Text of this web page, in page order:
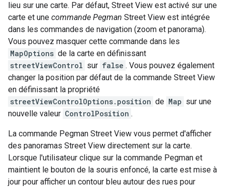
lieu sur une carte. Par défaut, Street View est activé sur une
carte et une commande Pegman Street View est intégrée
dans les commandes de navigation (zoom et panorama).
Vous pouvez masquer cette commande dans les
MapOptions de la carte en définissant
streetViewControl sur false . Vous pouvez également
changer la position par défaut de la commande Street View
en définissant la propriété
streetViewControlOptions.position de Map sur une
nouvelle valeur ControlPosition .
La commande Pegman Street View vous permet d'afficher
des panoramas Street View directement sur la carte.
Lorsque l'utilisateur clique sur la commande Pegman et
maintient le bouton de la souris enfoncé, la carte est mise à
jour pour afficher un contour bleu autour des rues pour